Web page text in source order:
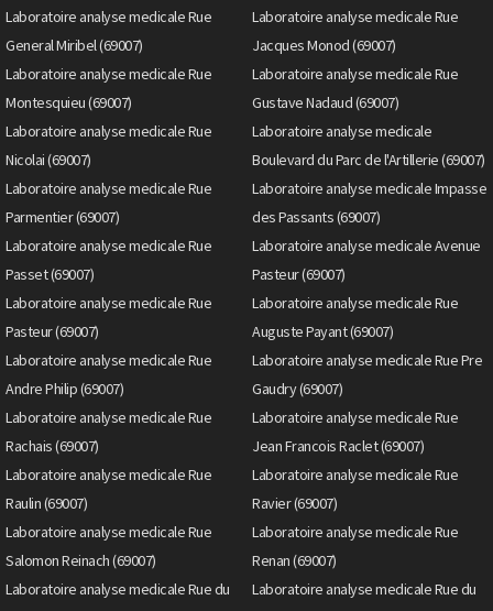
Laboratoire analyse medicale Rue
General Miribel (69007)
Laboratoire analyse medicale Rue
Jacques Monod (69007)
Laboratoire analyse medicale Rue
Montesquieu (69007)
Laboratoire analyse medicale Rue
Gustave Nadaud (69007)
Laboratoire analyse medicale Rue
Nicolai (69007)
Laboratoire analyse medicale
Boulevard du Parc de l'Artillerie (69007)
Laboratoire analyse medicale Rue
Parmentier (69007)
Laboratoire analyse medicale Impasse
des Passants (69007)
Laboratoire analyse medicale Rue
Passet (69007)
Laboratoire analyse medicale Avenue
Pasteur (69007)
Laboratoire analyse medicale Rue
Pasteur (69007)
Laboratoire analyse medicale Rue
Auguste Payant (69007)
Laboratoire analyse medicale Rue
Andre Philip (69007)
Laboratoire analyse medicale Rue Pre
Gaudry (69007)
Laboratoire analyse medicale Rue
Rachais (69007)
Laboratoire analyse medicale Rue
Jean Francois Raclet (69007)
Laboratoire analyse medicale Rue
Raulin (69007)
Laboratoire analyse medicale Rue
Ravier (69007)
Laboratoire analyse medicale Rue
Salomon Reinach (69007)
Laboratoire analyse medicale Rue
Renan (69007)
Laboratoire analyse medicale Rue du
Laboratoire analyse medicale Rue du